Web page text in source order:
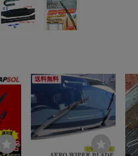
送料無料